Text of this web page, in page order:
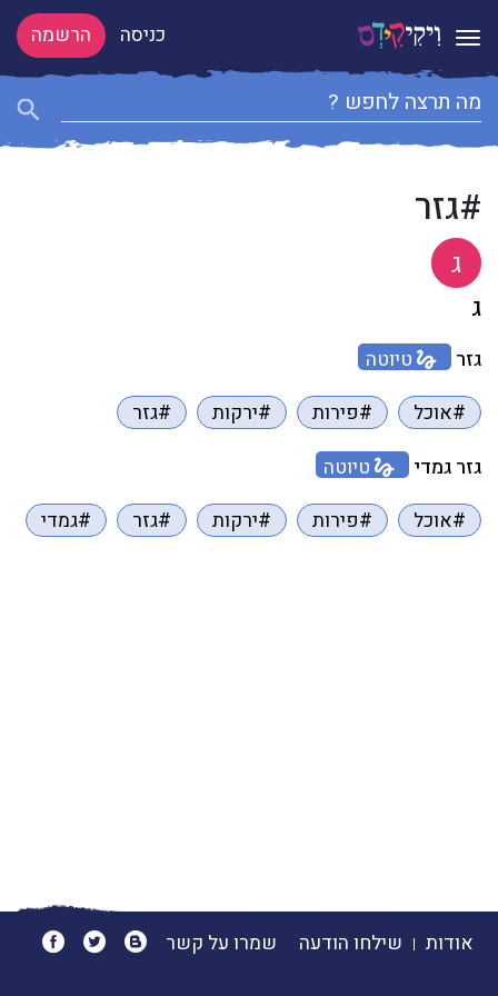
Toggle navigation כניסה הרשמה
#גזר
ג
ג
גזר
טיוטה
#אוכל
#פירות #ירקות
#גזר
גזר גמדי
טיוטה
#אוכל
#פירות #ירקות #גזר #גמדי
אודות שילחו הודעה שמרו על קשר